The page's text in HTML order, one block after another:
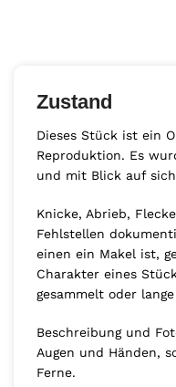
Zustand
Dieses Stück ist ein
Reproduktion. Es
und mit Blick auf
Knicke, Abrieb,
Fehlstellen
einen ein Makel ist,
Charakter eines
gesammelt oder
Beschreibung und
Augen und Händen,
Ferne.